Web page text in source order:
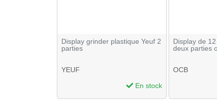
Display grinder plastique Yeuf 2
parties
YEUF
En stock
Display de
deux parties
OCB